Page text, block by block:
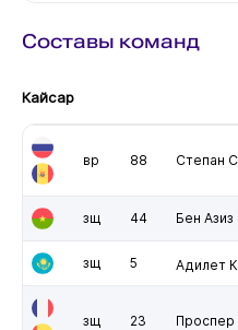
Составы команд
Кайсар
вр 88 Степан
зщ 44 Бен Азиз
зщ 5 Адилет
зщ 23